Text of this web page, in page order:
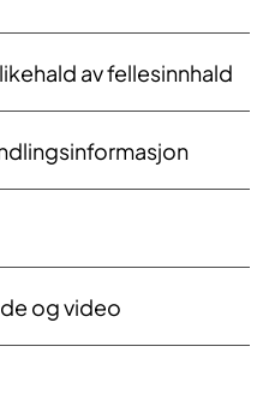
av fellesinnhald
og video